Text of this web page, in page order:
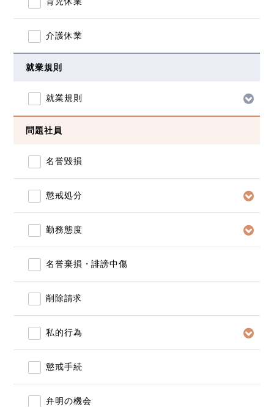
介護休業
就業規則
就業規則
問題社員
名誉毀損
懲戒処分
勤務態度
名誉棄損・誹謗中傷
削除請求
私的行為
懲戒手続
弁明の機会